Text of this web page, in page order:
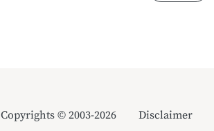
Copyrights © 2003-2026 Disclaimer